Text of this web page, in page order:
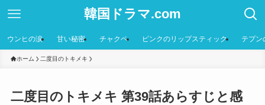
韓国ドラマ.com
ウンヒの涙 甘い秘密 チャクペ ピンクのリップスティック テプン
ホーム 二度目のトキメキ
二度目のトキメキ 第39話あらすじと感